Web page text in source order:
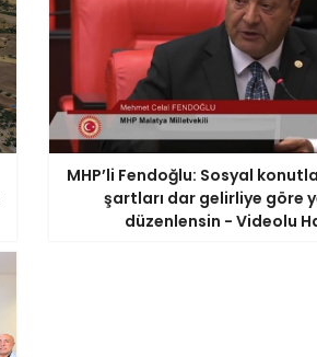
MHP’li Fendoğlu: Sosyal
şartları dar gelirliye göre
düzenlensin - Videolu